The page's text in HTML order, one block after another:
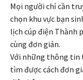
Mọi người chỉ cần
chọn khu vực bạn
lịch cúp điện Thành
cùng đơn giản.
Với những thông tin
tìm được cách đơn